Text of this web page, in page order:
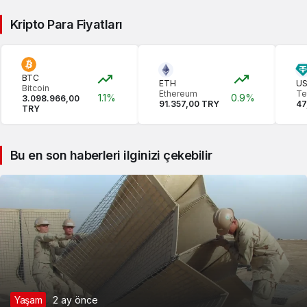
Kripto Para Fiyatları
BTC
Bitcoin
3.098.966,00
TRY
1.1%
ETH
Ethereum
91.357,00 TRY
0.9%
Bu en son haberleri ilginizi çekebilir
Yaşam 2 ay önce